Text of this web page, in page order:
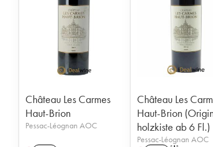
Château Les Carmes
Haut-Brion
Pessac-Léognan AOC
Château Les
Haut-Brion
holzkiste ab 6 Fl.)
Pessac-Léognan AOC